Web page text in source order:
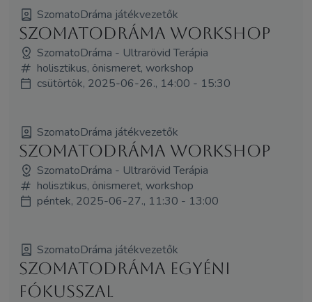
SzomatoDráma játékvezetők
SzomatoDráma Workshop
SzomatoDráma - Ultrarövid Terápia
holisztikus, önismeret, workshop
csütörtök, 2025-06-26., 14:00 - 15:30
SzomatoDráma játékvezetők
SzomatoDráma Workshop
SzomatoDráma - Ultrarövid Terápia
holisztikus, önismeret, workshop
péntek, 2025-06-27., 11:30 - 13:00
SzomatoDráma játékvezetők
SzomatoDráma Egyéni
fókusszal